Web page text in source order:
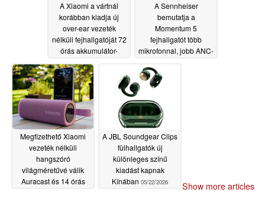
A Xiaomi a vártnál
korábban kiadja új
over-ear vezeték
nélküli fejhallgatóját 72
órás akkumulátor-
A Sennheiser
bemutatja a
Momentum 5
fejhallgatót több
mikrofonnal, jobb ANC-
akkumulátorral
Megfizethető Xiaomi
vezeték nélküli
hangszóró
világméretűvé válik
Auracast és 14 órás
A JBL Soundgear Clips
fülhallgatók új
különleges színű
kiadást kapnak
Kínában 05/22/2026 Show more articles